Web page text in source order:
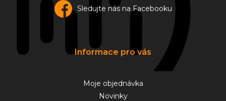
Sledujte nás na Facebooku
Informace pro vás
Moje objednávka
Novinky